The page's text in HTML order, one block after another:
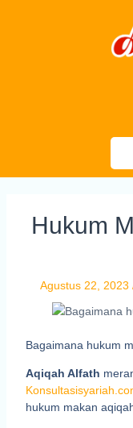
Hukum
Agustus 22, 2023
Bagaimana hukum
Aqiqah Alfath
hukum makan